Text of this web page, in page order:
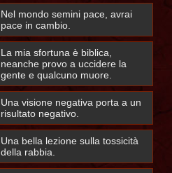
Nel mondo semini pace, avrai
pace in cambio.
La mia sfortuna è biblica,
neanche provo a uccidere la
gente e qualcuno muore.
Una visione negativa porta a un
risultato negativo.
Una bella lezione sulla tossicità
della rabbia.